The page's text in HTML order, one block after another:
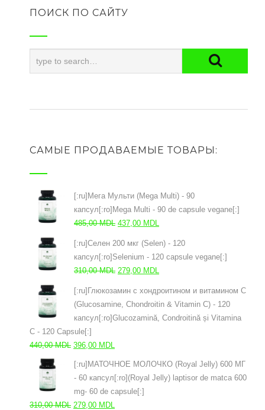
ПОИСК ПО САЙТУ
САМЫЕ ПРОДАВАЕМЫЕ ТОВАРЫ:
[:ru]Мега Мульти (Mega Multi) - 90
капсул[:ro]Mega Multi - 90 de capsule vegane[:]
485,00MDL Prețul
485,00 MDL.
437,00 MDL
este:
437,00 MDL.
[:ru]Селен 200 мкг (Selen) - 120
капсул[:ro]Selenium - 120 capsule vegane[:]
310,00MDL Prețul
fost:
310,00 MDL.
279,00 MDL
[:ru]Глюкозамин с хондроитином и витамином С
(Glucosamine, Chondroitin & Vitamin C) - 120
капсул[:ro]Glucozamină, Condroitină și Vitamina
C - 120 Capsule[:]
440,00MDL Prețul
396,00 MDL
[:ru]МАТОЧНОЕ МОЛОЧКО (Royal Jelly) 600 МГ
- 60 капсул[:ro](Royal Jelly) laptisor de matca 600
mg- 60 de capsule[:]
310,00MDL Prețul
279,00 MDL